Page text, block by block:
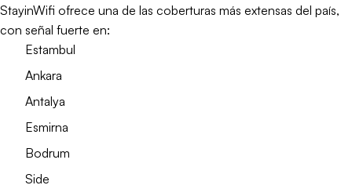
StayinWifi ofrece una de las coberturas más extensas del país,
con señal fuerte en:
Estambul
Ankara
Antalya
Esmirna
Bodrum
Side